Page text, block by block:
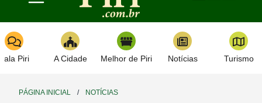
Toggle navigation
Piri A Cidade Melhor de Piri Notícias Turismo
PÁGINA INICIAL / NOTÍCIAS